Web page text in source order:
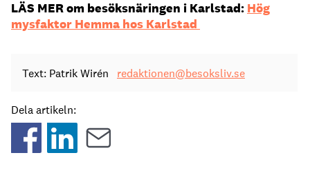
LÄS MER om besöksnäringen i Karlstad: Hög
mysfaktor Hemma hos Karlstad
Text: Patrik Wirén redaktionen@besoksliv.se
Dela artikeln: